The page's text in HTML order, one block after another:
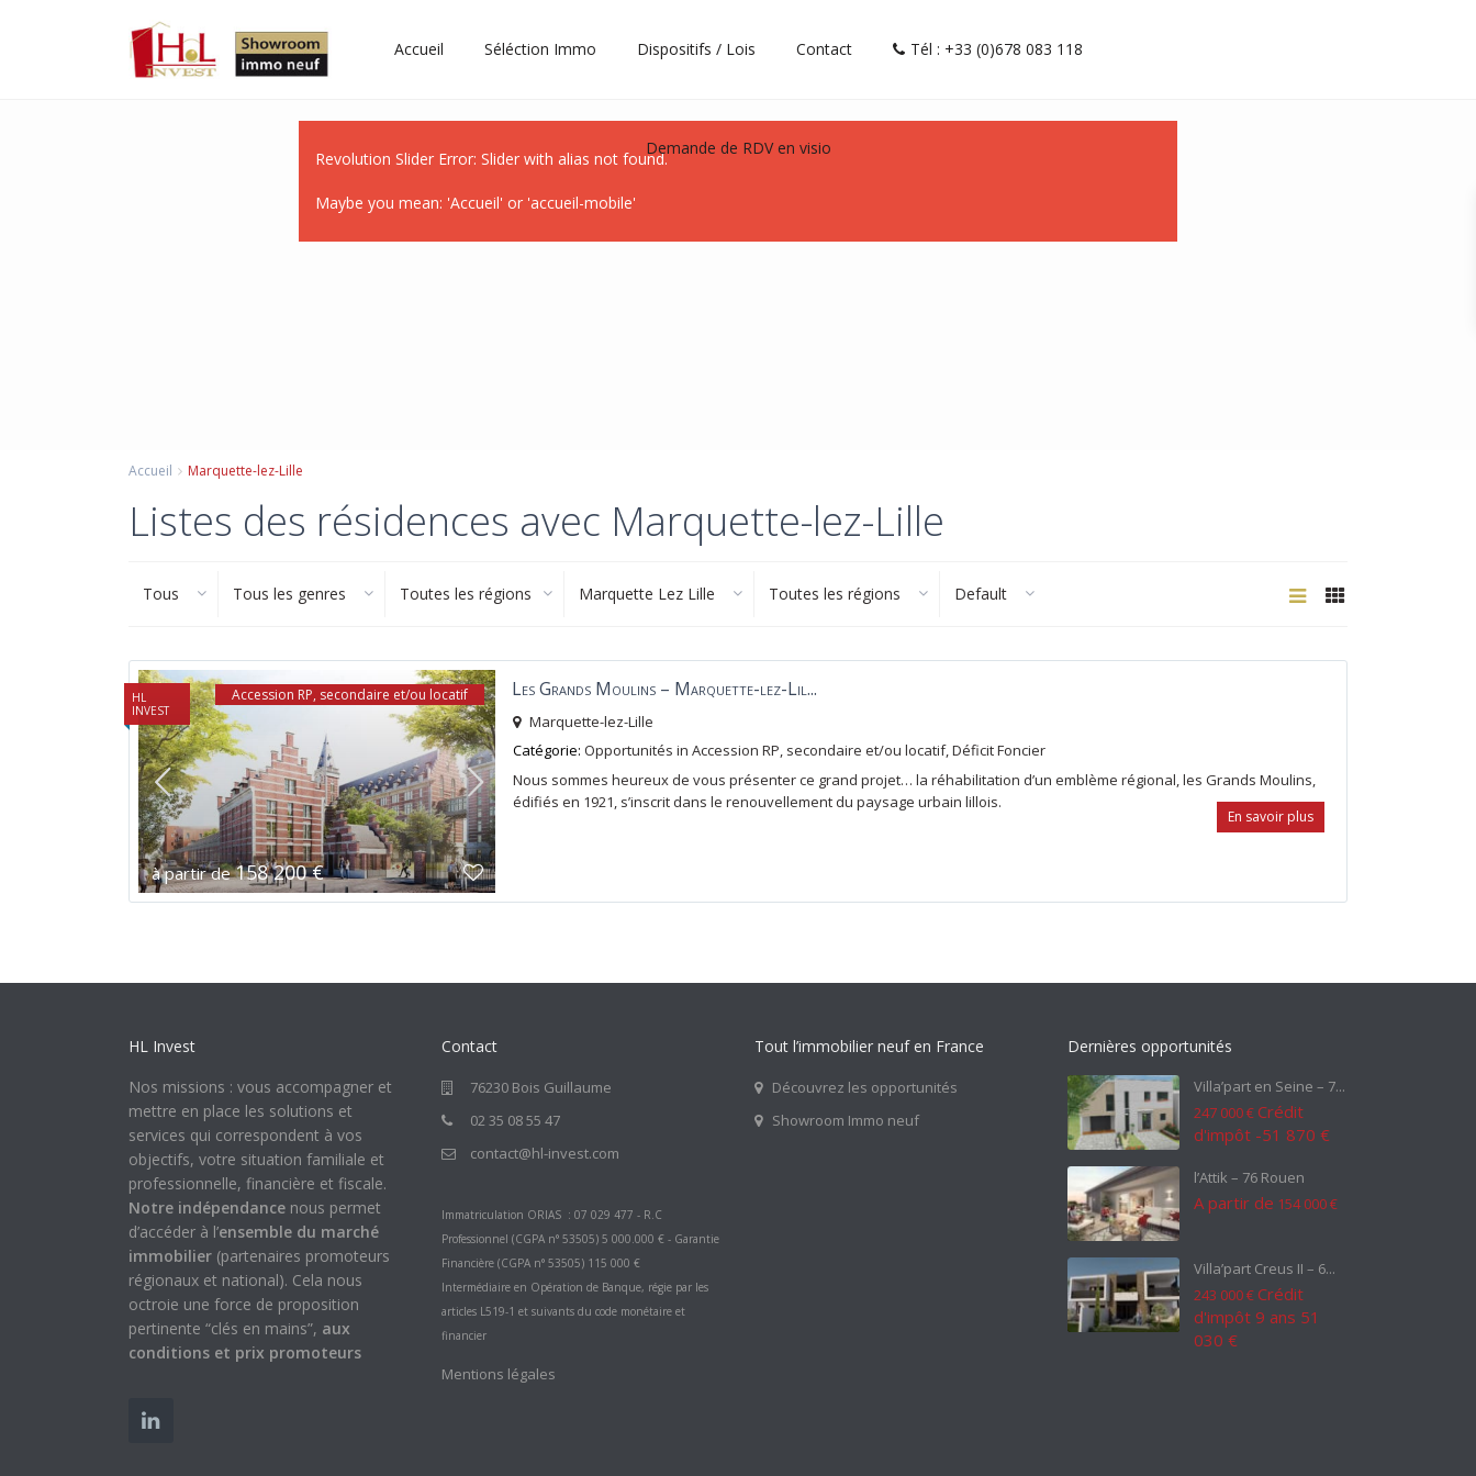
Accueil Séléction Immo Dispositifs / Lois Contact Tél : +33 (0)678 083 118
Demande de RDV en visio
Revolution Slider Error: Slider with alias not found.
Maybe you mean: 'Accueil' or 'accueil-mobile'
Accueil Marquette-lez-Lille
Listes des résidences avec Marquette-lez-Lille
Tous Tous les genres Toutes les régions Marquette Lez Lille Toutes les régions Default
à partir de158 200 €
Accession RP, secondaire et/ou locatif
HL
INVEST
Les Grands Moulins – Marquette-lez-Lil...
Marquette-lez-Lille
Catégorie: Opportunités in Accession RP, secondaire et/ou locatif,Déficit Foncier
Nous sommes heureux de vous présenter ce grand projet… la réhabilitation d’un emblème régional, les Grands Moulins,
édifiés en 1921, s’inscrit dans le renouvellement du paysage urbain lillois.
En savoir plus
HL Invest
Nos missions : vous accompagner et
mettre en place les solutions et
services qui correspondent à vos
objectifs, votre situation familiale et
professionnelle, financière et fiscale.
Notre indépendance nous permet
d’accéder à l’ensemble du marché
immobilier (partenaires promoteurs
régionaux et national). Cela nous
octroie une force de proposition
pertinente “clés en mains”, aux
conditions et prix promoteurs
Contact
76230 Bois Guillaume
02 35 08 55 47
contact@hl-invest.com
Immatriculation ORIAS : 07 029 477 - R.C
Professionnel (CGPA n° 53505) 5 000.000 € - Garantie
Financière (CGPA n° 53505) 115 000 €
Intermédiaire en Opération de Banque, régie par les
articles L519-1 et suivants du code monétaire et
financier
Mentions légales
Tout l’immobilier neuf en France
Découvrez les opportunités
Showroom Immo neuf
Dernières opportunités
Villa’part en Seine – 7...
247 000 €Crédit
d'impôt -51 870 €
l’Attik – 76 Rouen
A partir de 154 000 €
Villa’part Creus II – 6...
243 000 €Crédit
d'impôt 9 ans 51
030 €